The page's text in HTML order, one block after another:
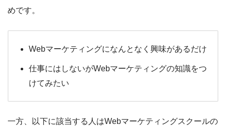
めです。
Webマーケティングになんとなく興味があるだけ
仕事にはしないがWebマーケティングの知識をつ
けてみたい
一方、以下に該当する人はWebマーケティングスクールの